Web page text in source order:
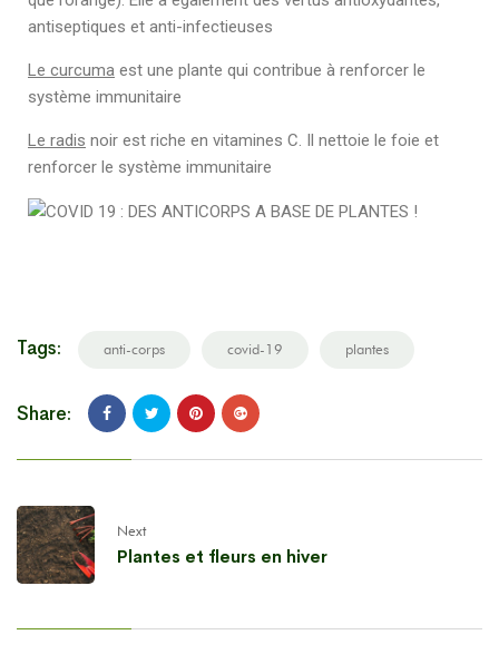
antiseptiques et anti-infectieuses
Le curcuma est une plante qui contribue à renforcer le
système immunitaire
Le radis noir est riche en vitamines C. Il nettoie le foie et
renforcer le système immunitaire
Tags: anti-corps covid-19 plantes
Share:
Next
Plantes et fleurs en hiver